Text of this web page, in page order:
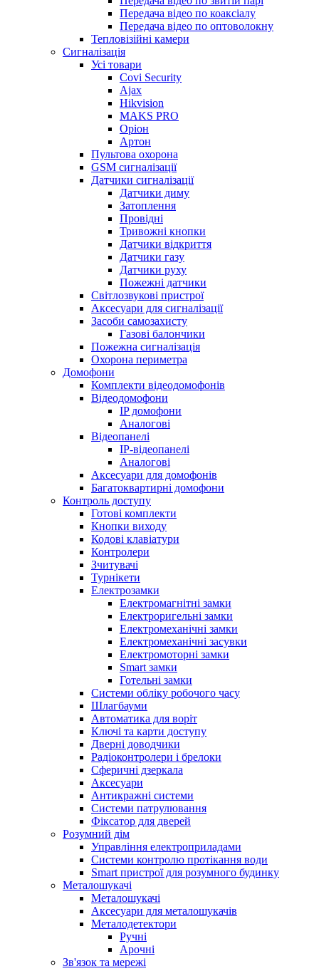
Передача відео по коаксіалу
Передача відео по оптоволокну
Тепловізійні камери
Cигналізація
Усі товари
Covi Security
Ajax
Hikvision
MAKS PRO
Оріон
Артон
Пультова охорона
GSM сигналізації
Датчики сигналізації
Датчики диму
Затоплення
Провідні
Тривожні кнопки
Датчики відкриття
Датчики газу
Датчики руху
Пожежні датчики
Світлозвукові пристрої
Аксесуари для сигналізації
Засоби самозахисту
Газові балончики
Пожежна сигналізація
Охорона периметра
Домофони
Комплекти відеодомофонів
Відеодомофони
IP домофони
Аналогові
Відеопанелі
IP-відеопанелі
Аналогові
Аксесуари для домофонів
Багатоквартирні домофони
Контроль доступу
Готові комплекти
Кнопки виходу
Кодові клавіатури
Контролери
Зчитувачі
Турнікети
Електрозамки
Електромагнітні замки
Електроригельні замки
Електромеханічні замки
Електромеханічні засувки
Електромоторні замки
Smart замки
Готельні замки
Системи обліку робочого часу
Шлагбауми
Автоматика для воріт
Ключі та карти доступу
Дверні доводчики
Радіоконтролери і брелоки
Сферичні дзеркала
Аксесуари
Антикражні системи
Системи патрулювання
Фіксатор для дверей
Розумний дім
Управління електроприладами
Системи контролю протікання води
Smart пристрої для розумного будинку
Металошукачі
Металошукачі
Аксесуари для металошукачів
Металодетектори
Ручні
Арочні
Зв'язок та мережі